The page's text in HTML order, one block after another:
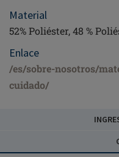
Material
52% Poliéster, 48 %
Enlace
/es/sobre-nosotros/
cuidado/